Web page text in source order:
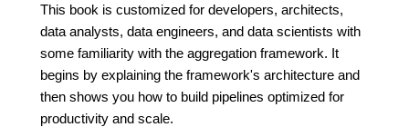
This book is customized for developers, architects,
data analysts, data engineers, and data scientists with
some familiarity with the aggregation framework. It
begins by explaining the framework's architecture and
then shows you how to build pipelines optimized for
productivity and scale.